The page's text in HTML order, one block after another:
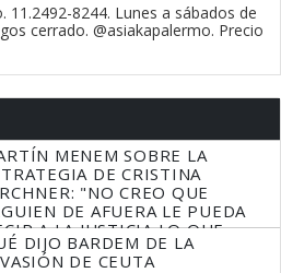
11.2492-8244. Lunes a sábados de
cerrado. @asiakapalermo. Precio
MENEM SOBRE LA
DE CRISTINA
"NO CREO QUE
DE AFUERA LE PUEDA
A LA JUSTICIA LO QUE
QUE HACER"
DIJO BARDEM DE LA
DE CEUTA